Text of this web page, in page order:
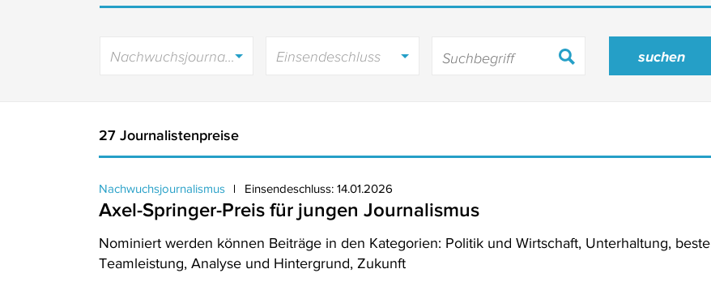
Einsendeschluss
27 Journalistenpreise
Nachwuchsjournalismus Einsendeschluss: 14.01.2026
Axel-Springer-Preis für jungen Journalismus
Nominiert werden können Beiträge in den Kategorien: Politik und Wirtschaft, Unterhaltung, beste
Teamleistung, Analyse und Hintergrund, Zukunft